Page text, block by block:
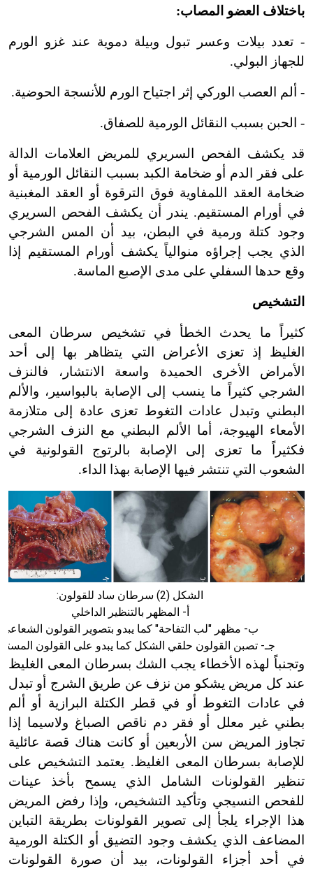
باختلاف العضو المصاب:
- تعدد بيلات وعسر تبول وبيلة دموية عند غزو الورم
للجهاز البولي.
- ألم العصب الوركي إثر اجتياح الورم للأنسجة الحوضية.
- الحبن بسبب النقائل الورمية للصفاق.
قد يكشف الفحص السريري للمريض العلامات الدالة
على فقر الدم أو ضخامة الكبد بسبب النقائل الورمية أو
ضخامة العقد اللمفاوية فوق الترقوة أو العقد المغبنية
في أورام المستقيم. يندر أن يكشف الفحص السريري
وجود كتلة ورمية في البطن، بيد أن المس الشرجي
الذي يجب إجراؤه منوالياً يكشف أورام المستقيم إذا
وقع حدها السفلي على مدى الإصبع الماسة.
التشخيص
كثيراً ما يحدث الخطأ في تشخيص سرطان المعى
الغليظ إذ تعزى الأعراض التي يتظاهر بها إلى أحد
الأمراض الأخرى الحميدة واسعة الانتشار، فالنزف
الشرجي كثيراً ما ينسب إلى الإصابة بالبواسير، والألم
البطني وتبدل عادات التغوط تعزى عادة إلى متلازمة
الأمعاء الهيوجة، أما الألم البطني مع النزف الشرجي
فكثيراً ما تعزى إلى الإصابة بالرتوج القولونية في
الشعوب التي تنتشر فيها الإصابة بهذا الداء.
الشكل (2) سرطان ساد للقولون:
أ- المظهر بالتنظير الداخلي
ب- مظهر "لب التفاحة" كما يبدو بتصوير القولون الشعاعي
جـ- تصبن القولون حلقي الشكل كما يبدو على القولون
وتجنباً لهذه الأخطاء يجب الشك بسرطان المعى الغليظ
عند كل مريض يشكو من نزف عن طريق الشرج أو تبدل
في عادات التغوط أو في قطر الكتلة البرازية أو ألم
بطني غير معلل أو فقر دم ناقص الصباغ ولاسيما إذا
تجاوز المريض سن الأربعين أو كانت هناك قصة عائلية
للإصابة بسرطان المعى الغليظ. يعتمد التشخيص على
تنظير القولونات الشامل الذي يسمح بأخذ عينات
للفحص النسيجي وتأكيد التشخيص، وإذا رفض المريض
هذا الإجراء يلجأ إلى تصوير القولونات بطريقة التباين
المضاعف الذي يكشف وجود التضيق أو الكتلة الورمية
في أحد أجزاء القولونات، بيد أن صورة القولونات